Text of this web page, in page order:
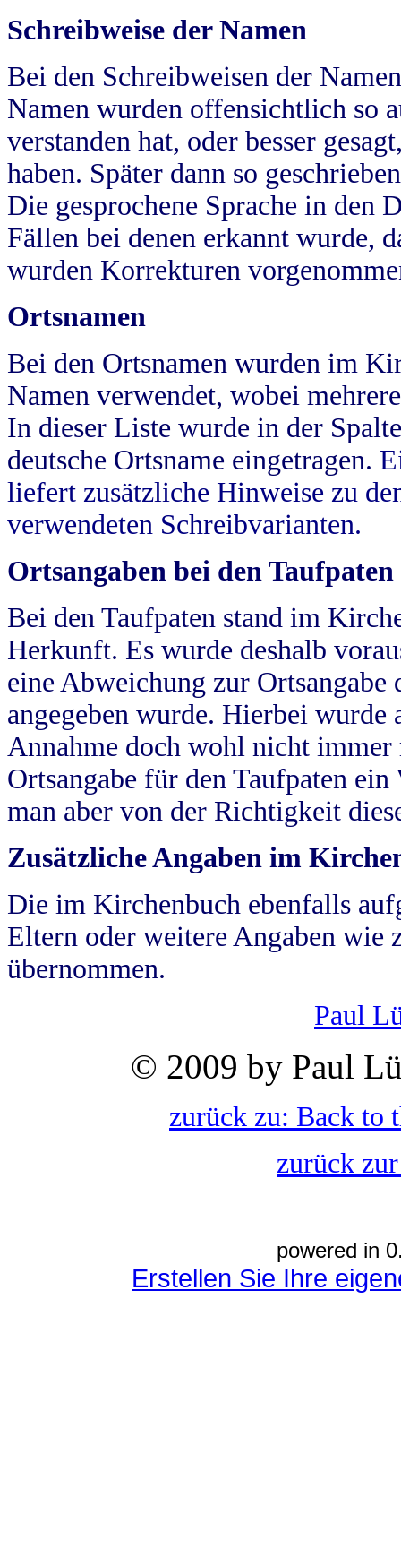
Schreibweise der Namen
Bei den Schreibweisen der
Namen wurden offensichtlich so
verstanden hat, oder besser
haben. Später dann so
Die gesprochene Sprache in
Fällen bei denen erkannt wurde,
wurden Korrekturen
Ortsnamen
Bei den Ortsnamen wurden im
Namen verwendet, wobei
In dieser Liste wurde in der
deutsche Ortsname eingetragen.
liefert zusätzliche Hinweise zu
verwendeten Schreibvarianten.
Ortsangaben bei den Taufpaten
Bei den Taufpaten stand im
Herkunft. Es wurde deshalb
eine Abweichung zur
angegeben wurde. Hierbei wurde
Annahme doch wohl nicht
Ortsangabe für den Taufpaten
man aber von der Richtigkeit
Zusätzliche Angaben im
Die im Kirchenbuch ebenfalls
Eltern oder weitere Angaben wie
übernommen.
Paul
© 2009 by Paul
zurück zu: Back to
zurück
powered in
Erstellen Sie Ihre